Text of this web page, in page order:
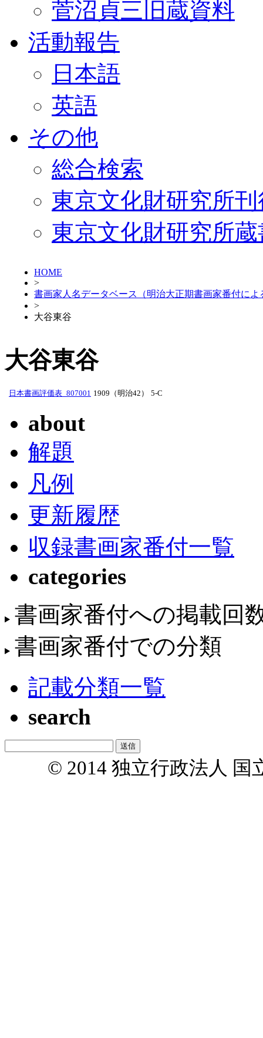
菅沼貞三旧蔵資料
活動報告
日本語
英語
その他
総合検索
東京文化財研究所
東京文化財研究所
HOME
>
書画家人名データベース（明治大正期書画家番付によ
>
大谷東谷
大谷東谷
日本書画評価表_807001 1909（明治42） 5-C
about
解題
凡例
更新履歴
収録書画家番付一覧
categories
書画家番付への掲載回
書画家番付での分類
記載分類一覧
search
© 2014 独立行政法人 国